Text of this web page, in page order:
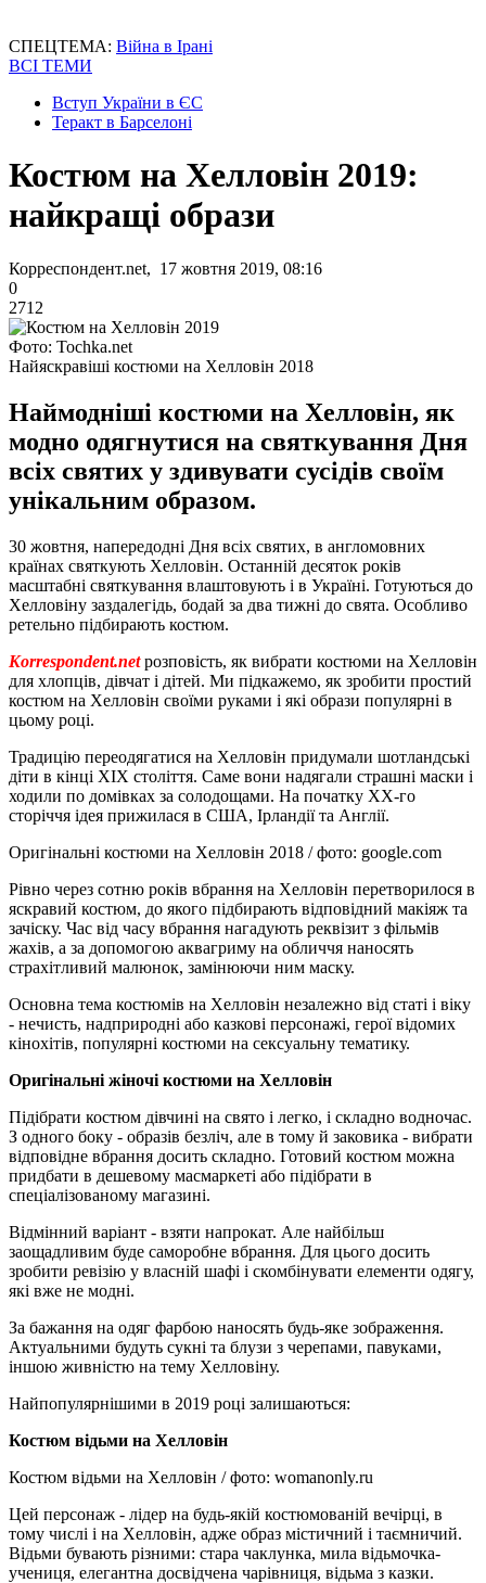
СПЕЦТЕМА: Війна в Ірані
ВСІ ТЕМИ
Вступ України в ЄС
Теракт в Барселоні
Костюм на Хелловін 2019:
найкращі образи
Корреспондент.net, 17 жовтня 2019, 08:16
0
2712
Фото: Tochka.net
Найяскравіші костюми на Хелловін 2018
Наймодніші костюми на Хелловін, як
модно одягнутися на святкування Дня
всіх святих у здивувати сусідів своїм
унікальним образом.
30 жовтня, напередодні Дня всіх святих, в англомовних
країнах святкують Хелловін. Останній десяток років
масштабні святкування влаштовують і в Україні. Готуються до
Хелловіну заздалегідь, бодай за два тижні до свята. Особливо
ретельно підбирають костюм.
Korrespondent.netрозповість, як вибрати костюми на Хелловін
для хлопців, дівчат і дітей. Ми підкажемо, як зробити простий
костюм на Хелловін своїми руками і які образи популярні в
цьому році.
Традицію переодягатися на Хелловін придумали шотландські
діти в кінці XIX століття. Саме вони надягали страшні маски і
ходили по домівках за солодощами. На початку XX-го
сторіччя ідея прижилася в США, Ірландії та Англії.
Оригінальні костюми на Хелловін 2018 / фото: google.com
Рівно через сотню років вбрання на Хелловін перетворилося в
яскравий костюм, до якого підбирають відповідний макіяж та
зачіску. Час від часу вбрання нагадують реквізит з фільмів
жахів, а за допомогою аквагриму на обличчя наносять
страхітливий малюнок, замінюючи ним маску.
Основна тема костюмів на Хелловін незалежно від статі і віку
- нечисть, надприродні або казкові персонажі, герої відомих
кінохітів, популярні костюми на сексуальну тематику.
Оригінальні жіночі костюми на Хелловін
Підібрати костюм дівчині на свято і легко, і складно водночас.
З одного боку - образів безліч, але в тому й заковика - вибрати
відповідне вбрання досить складно. Готовий костюм можна
придбати в дешевому масмаркеті або підібрати в
спеціалізованому магазині.
Відмінний варіант - взяти напрокат. Але найбільш
заощадливим буде саморобне вбрання. Для цього досить
зробити ревізію у власній шафі і скомбінувати елементи одягу,
які вже не модні.
За бажання на одяг фарбою наносять будь-яке зображення.
Актуальними будуть сукні та блузи з черепами, павуками,
іншою живністю на тему Хелловіну.
Найпопулярнішими в 2019 році залишаються:
Костюм відьми на Хелловін
Костюм відьми на Хелловін / фото: womanonly.ru
Цей персонаж - лідер на будь-якій костюмованій вечірці, в
тому числі і на Хелловін, адже образ містичний і таємничий.
Відьми бувають різними: стара чаклунка, мила відьмочка-
учениця, елегантна досвідчена чарівниця, відьма з казки.